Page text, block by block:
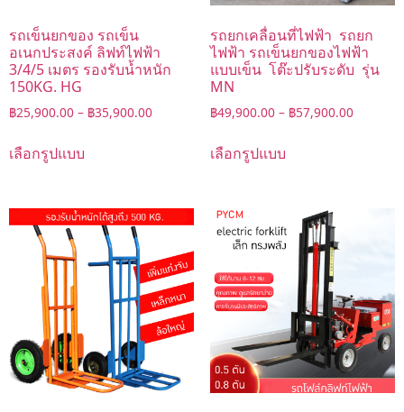
รถเข็นยกของ รถเข็น
อเนกประสงค์ ลิฟท์ไฟฟ้า
3/4/5 เมตร รองรับน้ำหนัก
150KG. HG
฿25,900.00 – ฿35,900.00
เลือกรูปแบบ
รถยกเคลื่อนที่ไฟฟ้า รถยก
ไฟฟ้า รถเข็นยกของไฟฟ้า
แบบเข็น โต๊ะปรับระดับ รุ่น
MN
฿49,900.00 – ฿57,900.00
เลือกรูปแบบ